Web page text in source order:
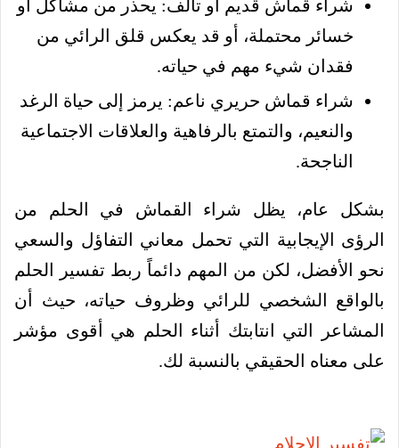
شراء قماش قديم أو تالف: يحذر من مشاكل أو
خسائر محتملة، أو قد يعكس قلق الرائي من
فقدان شيء مهم في حياته.
شراء قماش حريري ناعم: يرمز إلى حياة الرغد
والنعيم، والتمتع بالرفاهية والعلاقات الاجتماعية
الناجحة.
بشكل عام، يظل شراء القماش في الحلم من
الرؤى الإيجابية التي تحمل معاني التفاؤل والسعي
نحو الأفضل، لكن من المهم دائماً ربط تفسير الحلم
بالواقع الشخصي للرائي وظروف حياته، حيث أن
المشاعر التي انتابتك أثناء الحلم هي أقوى مؤشر
على معناه الحقيقي بالنسبة لك.